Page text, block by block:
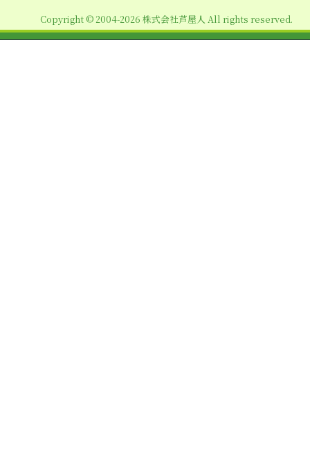
ン
Copyright © 2004-2026 株式会社芦屋人 All rights reserved.